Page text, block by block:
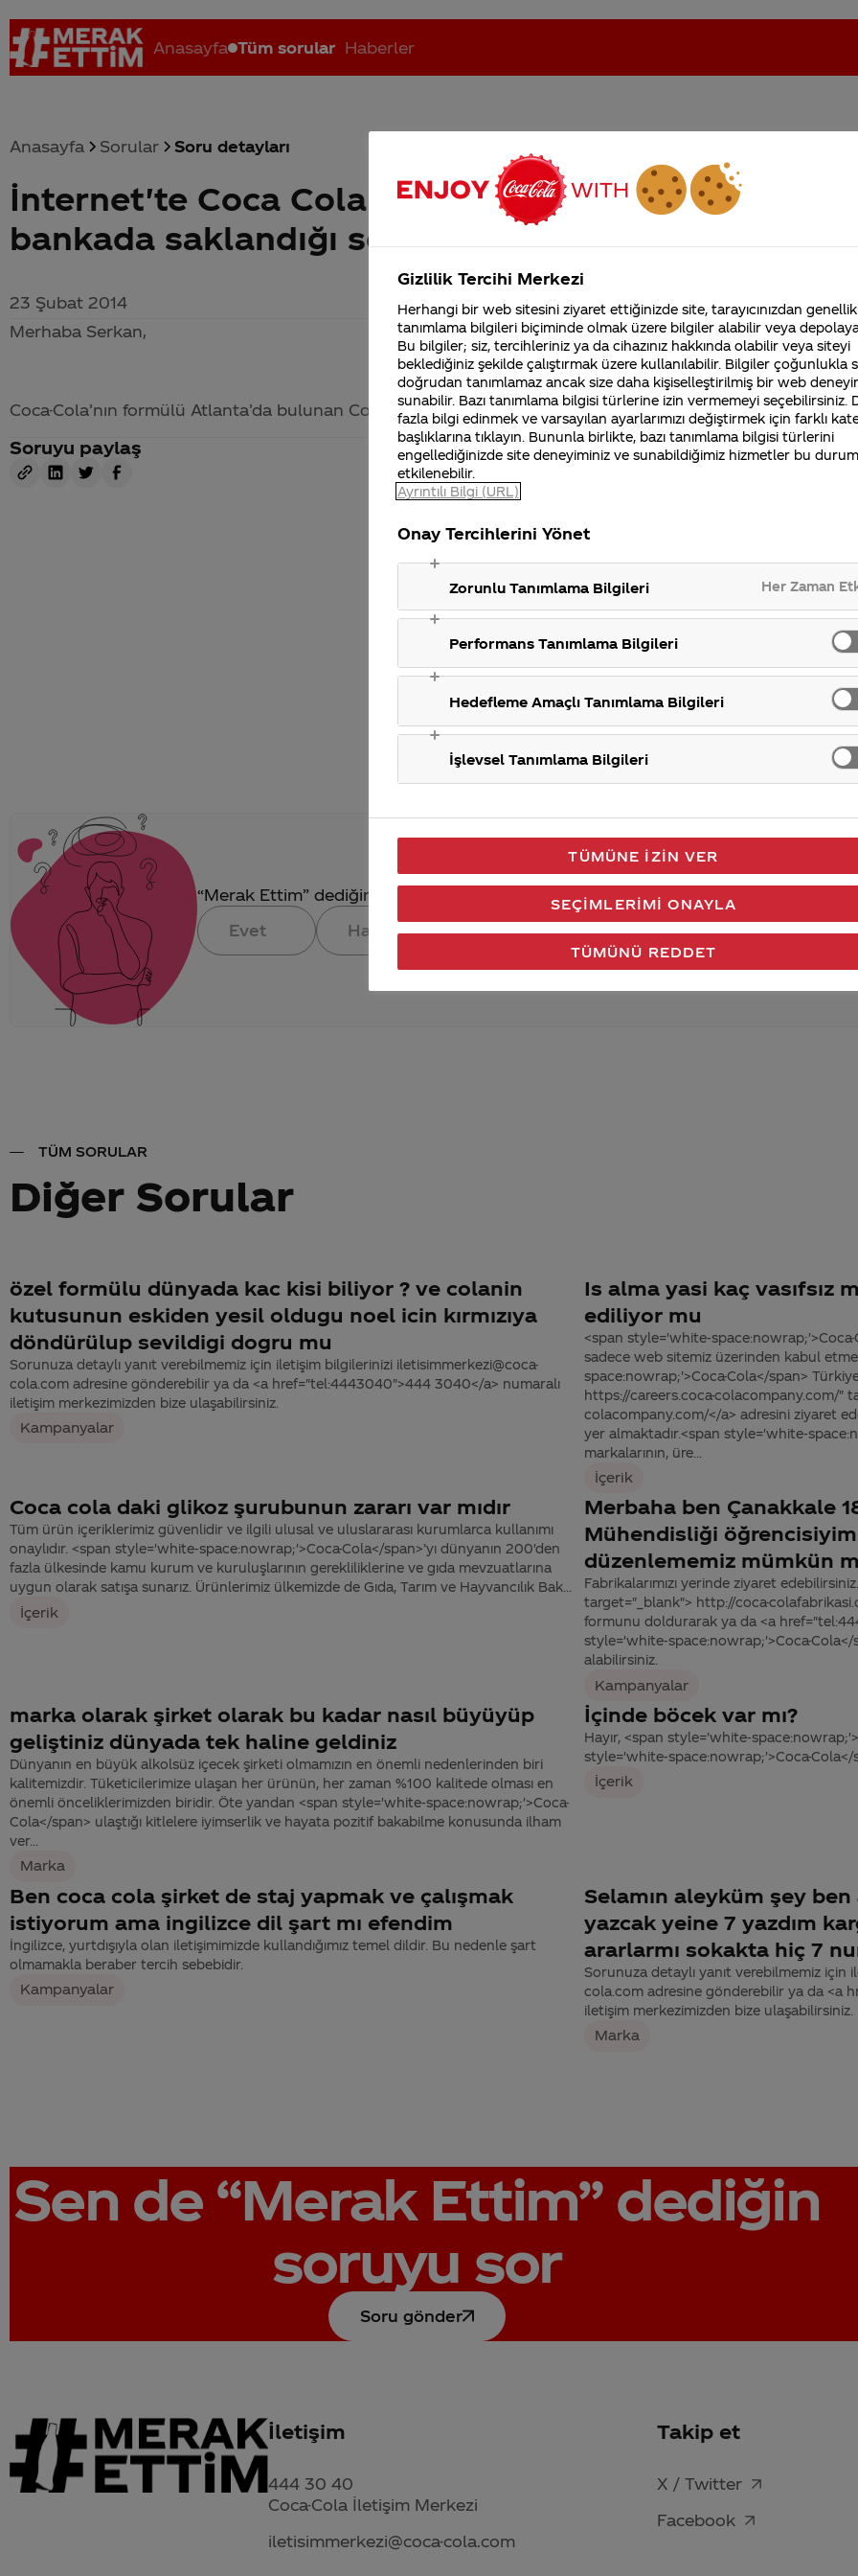
Anasayfa Tüm sorular Haberler
Coca-Cola nerenin malı? Coca cola İsrail malı mı Yani ... Coca-Cola'nın Filistin'de fabr... Coca-Cola’yı kim buldu?
Anasayfa Sorular Soru detayları
İnternet'te Coca Cola'nın formülünün özel bir
bankada saklandığı söyleniyor doğru mu?
23 Şubat 2014
Merhaba Serkan,
Coca-Cola’nın formülü Atlanta’da bulunan Coca-ColaMüzesi’nde saklanmaktadır.
Soruyu paylaş
“Merak Ettim” dediğin konuya verdiğimiz cevap aklındaki soru işaretlerini giderdi
Evet
Hayır Gönder
TÜM SORULAR
Diğer Sorular
özel formülu dünyada kac kisi biliyor ? ve colanin
kutusunun eskiden yesil oldugu noel icin kırmızıya
döndürülup sevildigi dogru mu
Sorunuza detaylı yanıt verebilmemiz için iletişim bilgilerinizi iletisimmerkezi@coca-
cola.com adresine gönderebilir ya da <a href="tel:4443040">444 3040</a> numaralı
iletişim merkezimizden bize ulaşabilirsiniz.
Kampanyalar
Is alma yasi kaç vasıfsız
ediliyor mu
<span style='white-
sadece web sitemiz üzerinden kabul
space:nowrap;'>Coca-Cola</span>
https://careers.coca-colacompany.com/"
colacompany.com/</a> adresini ziyaret
yer almaktadır.<span style='white-
markalarının, üre...
İçerik
Coca cola daki glikoz şurubunun zararı var mıdır
Tüm ürün içeriklerimiz güvenlidir ve ilgili ulusal ve uluslararası kurumlarca kullanımı
onaylıdır. <span style='white-space:nowrap;'>Coca-Cola</span>’yı dünyanın 200'den
fazla ülkesinde kamu kurum ve kuruluşlarının gerekliliklerine ve gıda mevzuatlarına
uygun olarak satışa sunarız. Ürünlerimiz ülkemizde de Gıda, Tarım ve Hayvancılık Bak...
İçerik
Merbaha ben Çanakkale
Mühendisliği
düzenlememiz mümkün
Fabrikalarımızı yerinde ziyaret
target="_blank"> http://coca-
formunu doldurarak ya da <a
style='white-space:nowrap;'>Coca-
alabilirsiniz.
Kampanyalar
marka olarak şirket olarak bu kadar nasıl büyüyüp
geliştiniz dünyada tek haline geldiniz
Dünyanın en büyük alkolsüz içecek şirketi olmamızın en önemli nedenlerinden biri
kalitemizdir. Tüketicilerimize ulaşan her ürünün, her zaman %100 kalitede olması en
önemli önceliklerimizden biridir. Öte yandan <span style='white-space:nowrap;'>Coca-
Cola</span> ulaştığı kitlelere iyimserlik ve hayata pozitif bakabilme konusunda ilham
ver...
Marka
İçinde böcek var mı?
Hayır, <span style='white-
style='white-space:nowrap;'>Coca-
İçerik
Ben coca cola şirket de staj yapmak ve çalışmak
istiyorum ama ingilizce dil şart mı efendim
İngilizce, yurtdışıyla olan iletişimimizde kullandığımız temel dildir. Bu nedenle şart
olmamakla beraber tercih sebebidir.
Kampanyalar
Selamın aleyküm şey ben
yazcak yeine 7 yazdım
ararlarmı sokakta hiç 7
Sorunuza detaylı yanıt verebilmemiz için
cola.com adresine gönderebilir ya da <a
iletişim merkezimizden bize ulaşabilirsiniz.
Marka
Sen de “Merak Ettim”dediğin
soruyu sor
Soru gönder
İletişim
444 30 40
Coca-Cola İletişim Merkezi
iletisimmerkezi@coca-cola.com
Takip et
X / Twitter
Facebook
Coca-Cola Şirketi
merak ettikleriniz.
Fabrikalarımız,
sertifikalarımız, faaliyet
gösterdiğimiz ülkeler,
tarihçemiz ve daha
Gizlilik Tercihi Merkezi
Herhangi bir web sitesini ziyaret ettiğinizde site, tarayıcınızdan
tanımlama bilgileri biçiminde olmak üzere bilgiler alabilir veya
Bu bilgiler; siz, tercihleriniz ya da cihazınız hakkında olabilir veya siteyi
beklediğiniz şekilde çalıştırmak üzere kullanılabilir. Bilgiler çoğunlukla
doğrudan tanımlamaz ancak size daha kişiselleştirilmiş bir web
sunabilir. Bazı tanımlama bilgisi türlerine izin vermemeyi seçebilirsiniz.
fazla bilgi edinmek ve varsayılan ayarlarımızı değiştirmek için farklı
başlıklarına tıklayın. Bununla birlikte, bazı tanımlama bilgisi türlerini
engellediğinizde site deneyiminiz ve sunabildiğimiz hizmetler bu
etkilenebilir.
Ayrıntılı Bilgi (URL)
Onay Tercihlerini Yönet
Zorunlu Tanımlama Bilgileri Her Zaman
Performans Tanımlama Bilgileri
Hedefleme Amaçlı Tanımlama Bilgileri
İşlevsel Tanımlama Bilgileri
TÜMÜNE İZIN VER
TÜMÜNÜ REDDET
SEÇIMLERIMI ONAYLA